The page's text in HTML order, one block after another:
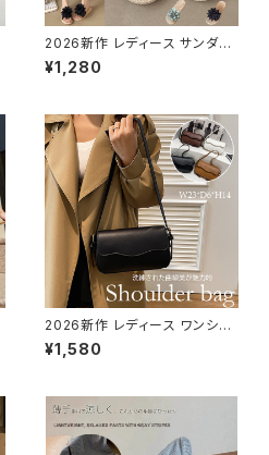
2026新作 レディース サンダル
花モチーフ ぺたんこ スリッパ リ
ゾートトロピカル 涼しい
¥1,280
2026新作 レディース ワンショ
ルダーバッグ 肩掛け きれいめ
スクエア レザー調
¥1,580